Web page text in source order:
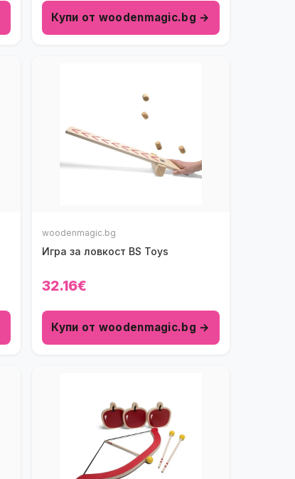
Купи от woodenmagic.bg →
woodenmagic.bg
Игра за ловкост BS Toys
32.16€
Купи от woodenmagic.bg →